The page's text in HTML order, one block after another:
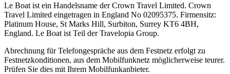
Le Boat ist ein Handelsname der Crown Travel Limited. Crown
Travel Limited eingetragen in England No 02095375. Firmensitz:
Platinum House, St Marks Hill, Surbiton, Surrey KT6 4BH,
England. Le Boat ist Teil der Travelopia Group.
Abrechnung für Telefongespräche aus dem Festnetz erfolgt zu
Festnetzkonditionen, aus dem Mobilfunknetz möglicherweise teurer.
Prüfen Sie dies mit Ihrem Mobilfunkanbieter.